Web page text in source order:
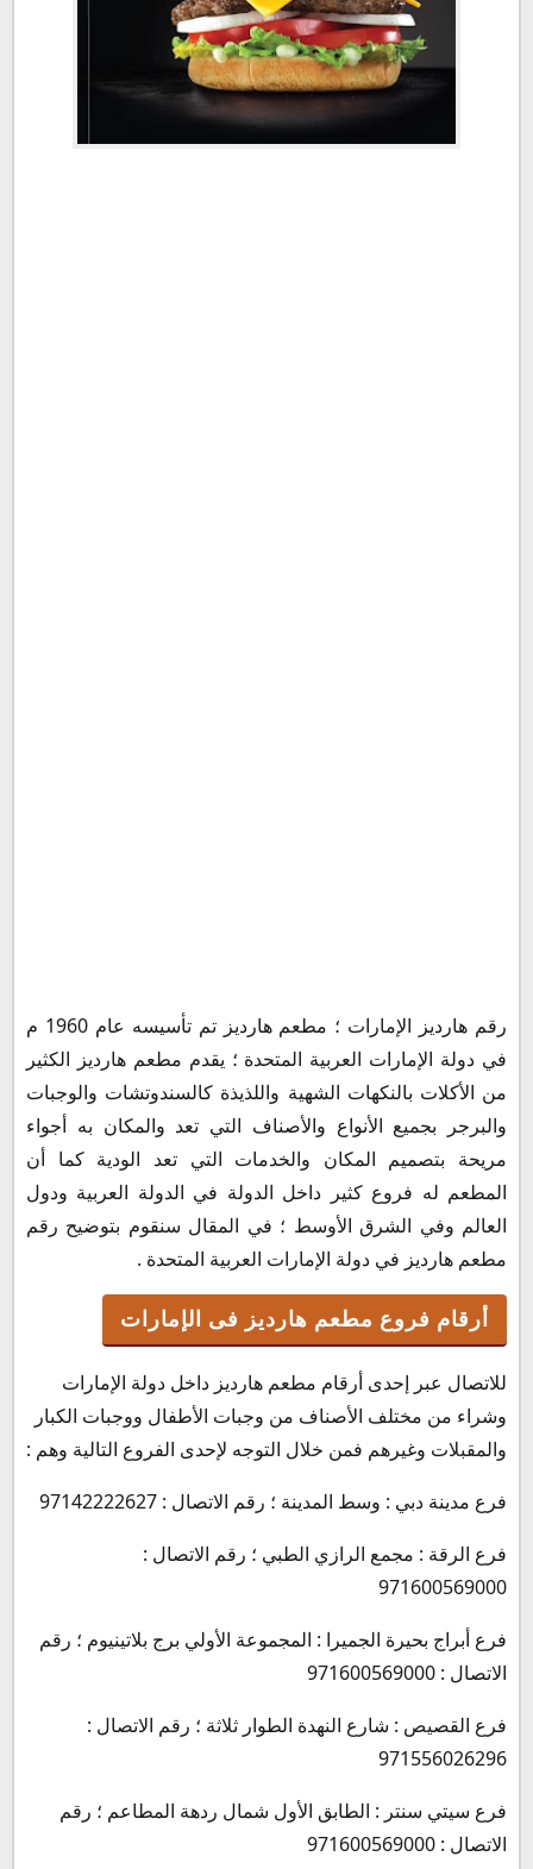
رقم هارديز الإمارات ؛ مطعم هارديز تم تأسيسه عام 1960 م
في دولة الإمارات العربية المتحدة ؛ يقدم مطعم هارديز الكثير
من الأكلات بالنكهات الشهية واللذيذة كالسندوتشات والوجبات
والبرجر بجميع الأنواع والأصناف التي تعد والمكان به أجواء
مريحة بتصميم المكان والخدمات التي تعد الودية كما أن
المطعم له فروع كثير داخل الدولة في الدولة العربية ودول
العالم وفي الشرق الأوسط ؛ في المقال سنقوم بتوضيح رقم
مطعم هارديز في دولة الإمارات العربية المتحدة .
أرقام فروع مطعم هارديز فى الإمارات
للاتصال عبر إحدى أرقام مطعم هارديز داخل دولة الإمارات
وشراء من مختلف الأصناف من وجبات الأطفال ووجبات الكبار
والمقبلات وغيرهم فمن خلال التوجه لإحدى الفروع التالية وهم :
فرع مدينة دبي : وسط المدينة ؛ رقم الاتصال : 97142222627
فرع الرقة : مجمع الرازي الطبي ؛ رقم الاتصال :
971600569000
فرع أبراج بحيرة الجميرا : المجموعة الأولي برج بلاتينيوم ؛ رقم
الاتصال : 971600569000
فرع القصيص : شارع النهدة الطوار ثلاثة ؛ رقم الاتصال :
971556026296
فرع سيتي سنتر : الطابق الأول شمال ردهة المطاعم ؛ رقم
الاتصال : 971600569000